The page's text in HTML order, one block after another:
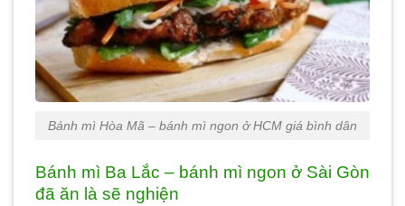
Bánh mì Hòa Mã – bánh mì ngon ở HCM giá bình dân
Bánh mì Ba Lắc – bánh mì ngon ở Sài Gòn
đã ăn là sẽ nghiện